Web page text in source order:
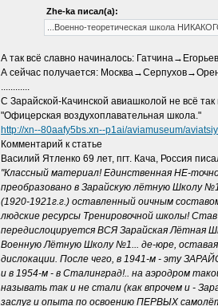
Zhe-ka писал(а):
...Военно-теоретическая школа
А так всё славно начиналось:
А сейчас получается:
............
С Зарайской-Качинской авиашколой не всё
"Офицерская воздухоплавательная школа."
http://xn--80aafy5bs.xn--p1ai/aviamuseum/
Комментарий к статье
Василий Ятленко 69 лет, пгт. Кача, Россия
"Классный материал! Единственная НЕ-
преобразовано в Зарайскую лётную Школу
(1920-1921г.г.) оставленный оичным
людские ресурсы Тренировочной школы!
передислоцируется ВСЯ Зарайская Лётная
Военную Лётную Школу №1... де-юре,
дислокации. После чего, в 1941-м - эту
и в 1954-м - в Сталинград!.. на аэродром
называть так и не стали (как впрочем и -
заслуг и опыта по освоению ПЕРВЫХ